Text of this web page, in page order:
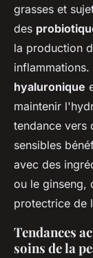
grasses et
des
la production
hyaluronique
maintenir
tendance vers
sensibles
avec des
ou le ginseng,
protectrice de
Tendances
soins de la